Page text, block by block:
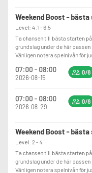
Weekend Boost -
Level: 4.1 - 6.5
Ta chansen till bästa starten
grundslag under de här
Vänligen notera spelnivån för
07:00 - 08:00
2026-08-15
0/8
07:00 - 08:00
2026-08-29
0/8
Weekend Boost -
Level: 2 - 4
Ta chansen till bästa starten
grundslag under de här
Vänligen notera spelnivån för